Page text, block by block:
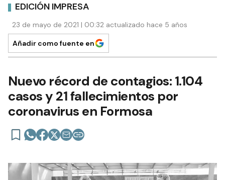
EDICIÓN IMPRESA
23 de mayo de 2021 | 00:32 actualizado hace 5 años
Añadir como fuente en
Nuevo récord de contagios: 1.104
casos y 21 fallecimientos por
coronavirus en Formosa